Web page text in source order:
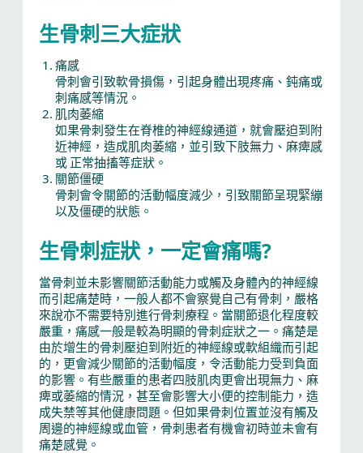
生骨刺三大症狀
痛感
骨刺會引致軟骨損傷，引起身體出現疼痛、鈍痛或
刺痛感等情況。
肌肉萎縮
如果骨刺發生在脊椎的神經線通道，就會壓迫到附
近神經，造成肌肉萎縮，並引致下肢無力、麻痺感
或 正常抽搐等症狀。
關節僵硬
骨刺會令關節的活動幅度減少，引致關節呈現緊繃
以及僵硬的狀態。
生骨刺症狀，一定會痛嗎?
當骨刺並未影響關節活動能力或觸及身體內的神經線
而引起痛楚時，一般人都不會察覺自己有骨刺，嚴格
來說亦不需要特別進行骨刺療程。當關節退化程度較
嚴重，痛感一般是較為明顯的骨刺症狀之一。痛楚是
由於增生的骨刺壓迫到附近的神經線或軟組織而引起
的，更會減少關節的活動幅度，令活動能力受到負面
的影響。有些嚴重的患者四肢肌肉更會出現無力、麻
痺或萎縮的情況，甚至會影響大小便的控制能力，造
成失禁等其他健康問題。但如果骨刺位置並沒有觸及
周邊的神經線或血管，骨刺患者有機會初時並未會有
痛楚感覺。